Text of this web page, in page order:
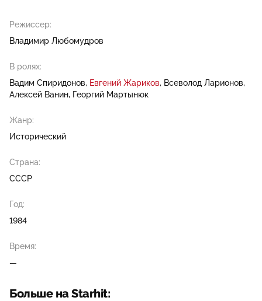
Режиссер:
Владимир Любомудров
В ролях:
Вадим Спиридонов
Евгений Жариков
Всеволод Ларионов
Алексей Ванин Георгий Мартынюк
Жанр:
Исторический
Страна:
СССР
Год:
1984
Время:
—
Больше на Starhit: